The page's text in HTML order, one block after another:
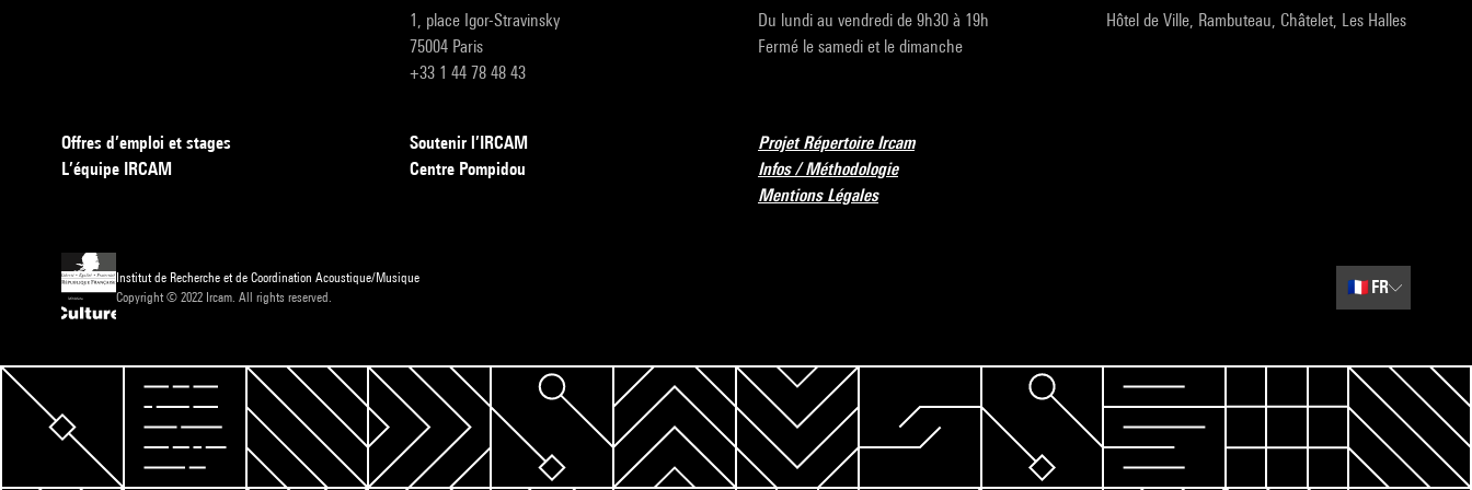
1, place Igor-Stravinsky
75004 Paris
+33 1 44 78 48 43
Du lundi au vendredi de 9h30 à 19h
Fermé le samedi et le dimanche
Hôtel de Ville, Rambuteau, Châtelet, Les Halles
Offres d’emploi et stages
L’équipe IRCAM
Soutenir l’IRCAM
Centre Pompidou
Projet Répertoire Ircam
Infos / Méthodologie
Mentions Légales
Institut de Recherche et de Coordination Acoustique/Musique
Copyright © 2022 Ircam. All rights reserved.
🇫🇷 FR